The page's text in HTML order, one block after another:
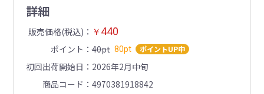
詳細
販売価格(税込) ￥ 440
ポイント 40pt 80pt ポイントUP中
初回出荷開始日
2026年2月中旬
商品コード
4970381918842